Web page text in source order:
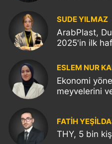
SUDE YILMAZ
ArabPlast,
2025'in ilk
ESLEM NUR
Ekonomi
meyvelerini
FATIH
THY, 5 bin